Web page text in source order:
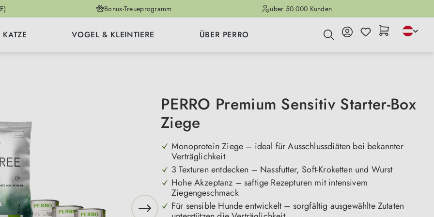
Bonus-Treueprogramm über 50.000 Kunden
KATZE VOGEL & KLEINTIERE ÜBER PERRO
PERRO Premium Sensitiv Starter-Box
Ziege
Monoprotein Ziege – ideal für Ausschlussdiäten bei bekannter
Verträglichkeit
3 Texturen entdecken – Nassfutter, Soft-Kroketten und Wurst
Hohe Akzeptanz – saftige Rezepturen mit intensivem
Ziegengeschmack
Für sensible Hunde entwickelt – sorgfältig ausgewählte Zutaten